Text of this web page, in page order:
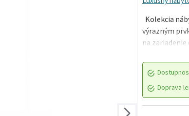
Kolekcia
výrazným
na
Doprava